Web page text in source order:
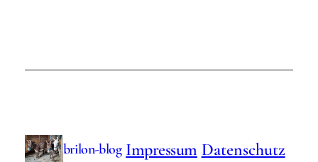
brilon-blog Impressum Datenschutz